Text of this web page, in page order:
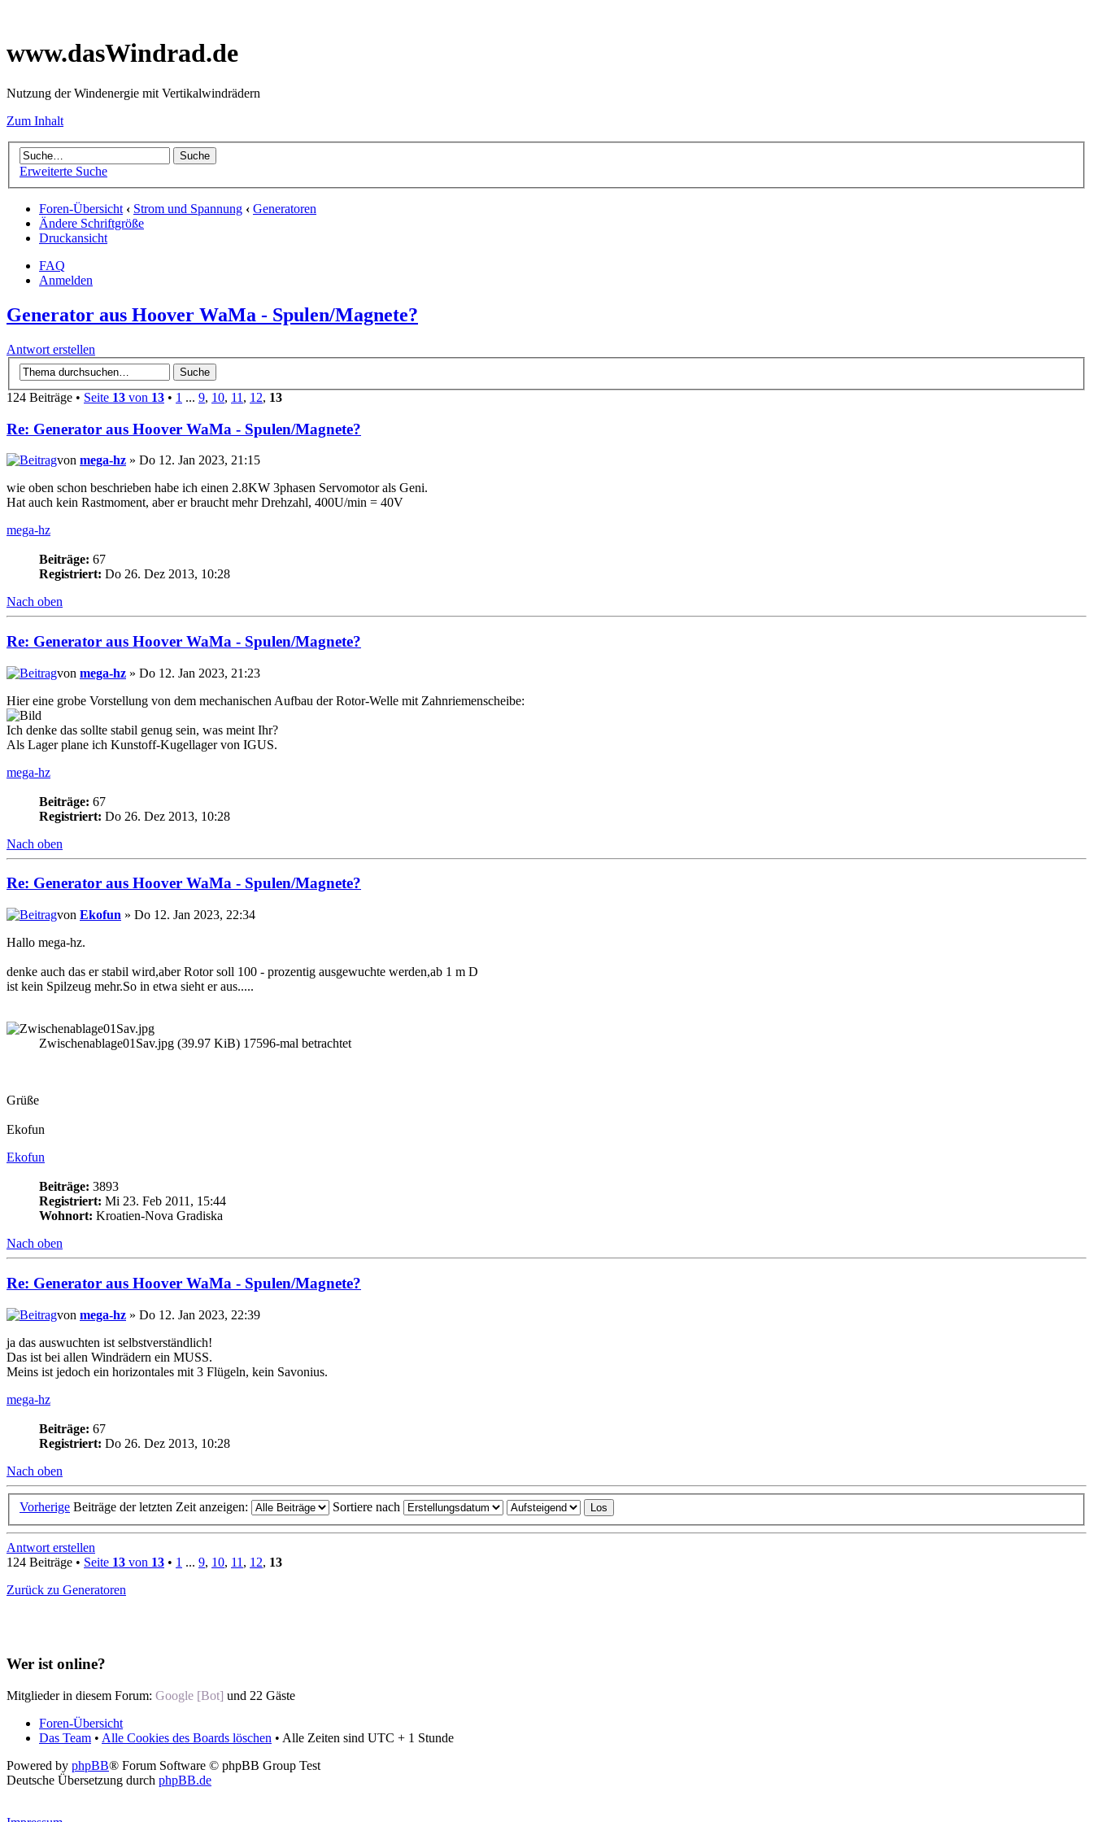
www.dasWindrad.de
Nutzung der Windenergie mit Vertikalwindrädern
Zum Inhalt
Erweiterte Suche
Foren-Übersicht ‹ Strom und Spannung ‹ Generatoren
Ändere Schriftgröße
Druckansicht
FAQ
Anmelden
Generator aus Hoover WaMa - Spulen/Magnete?
Antwort erstellen
124 Beiträge • Seite 13 von 13 • 1 ... 9, 10, 11 , 12, 13
Re: Generator aus Hoover WaMa - Spulen/Magnete?
von mega-hz » Do 12. Jan 2023, 21:15
wie oben schon beschrieben habe ich einen 2.8KW 3phasen Servomotor als Geni.
Hat auch kein Rastmoment, aber er braucht mehr Drehzahl, 400U/min = 40V
mega-hz
Beiträge: 67
Registriert: Do 26. Dez 2013, 10:28
Nach oben
Re: Generator aus Hoover WaMa - Spulen/Magnete?
von mega-hz » Do 12. Jan 2023, 21:23
Hier eine grobe Vorstellung von dem mechanischen Aufbau der Rotor-Welle mit Zahnriemenscheibe:
Ich denke das sollte stabil genug sein, was meint Ihr?
Als Lager plane ich Kunstoff-Kugellager von IGUS.
mega-hz
Beiträge: 67
Registriert: Do 26. Dez 2013, 10:28
Nach oben
Re: Generator aus Hoover WaMa - Spulen/Magnete?
von Ekofun » Do 12. Jan 2023, 22:34
Hallo mega-hz.
denke auch das er stabil wird,aber Rotor soll 100 - prozentig ausgewuchte werden,ab 1 m D
ist kein Spilzeug mehr.So in etwa sieht er aus.....
Zwischenablage01Sav.jpg (39.97 KiB) 17596-mal betrachtet
Grüße
Ekofun
Ekofun
Beiträge: 3893
Registriert: Mi 23. Feb 2011, 15:44
Wohnort: Kroatien-Nova Gradiska
Nach oben
Re: Generator aus Hoover WaMa - Spulen/Magnete?
von mega-hz » Do 12. Jan 2023, 22:39
ja das auswuchten ist selbstverständlich!
Das ist bei allen Windrädern ein MUSS.
Meins ist jedoch ein horizontales mit 3 Flügeln, kein Savonius.
mega-hz
Beiträge: 67
Registriert: Do 26. Dez 2013, 10:28
Nach oben
Vorherige Beiträge der letzten Zeit anzeigen: Sortiere nach
Antwort erstellen
124 Beiträge • Seite 13 von 13 • 1 ... 9, 10, 11 , 12, 13
Zurück zu Generatoren
Wer ist online?
Mitglieder in diesem Forum: Google [Bot] und 22 Gäste
Foren-Übersicht
Das Team • Alle Cookies des Boards löschen • Alle Zeiten sind UTC + 1 Stunde
Powered by phpBB® Forum Software © phpBB Group Test
Deutsche Übersetzung durch phpBB.de